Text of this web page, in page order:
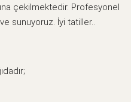
çekilmektedir. Profesyonel
sunuyoruz. İyi tatiller..